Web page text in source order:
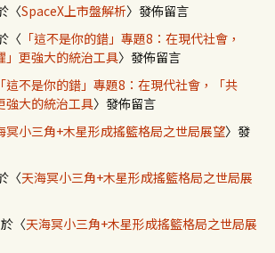
〈SpaceX上市盤解析〉發佈留言
〈 「這不是你的錯」專題8：在現代社會，
」更強大的統治工具〉發佈留言
「這不是你的錯」專題8：在現代社會，「共
強大的統治工具〉發佈留言
冥小三角+木星形成搖籃格局之世局展望〉發
〈天海冥小三角+木星形成搖籃格局之世局展
於〈天海冥小三角+木星形成搖籃格局之世局展